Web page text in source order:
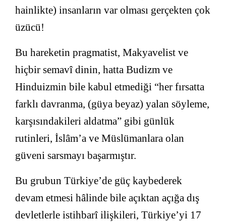
hainlikte) insanların var olması gerçekten çok
üzücü!
Bu hareketin pragmatist, Makyavelist ve
hiçbir semavî dinin, hatta Budizm ve
Hinduizmin bile kabul etmediği “her fırsatta
farklı davranma, (güya beyaz) yalan söyleme,
karşısındakileri aldatma” gibi günlük
rutinleri, İslâm’a ve Müslümanlara olan
güveni sarsmayı başarmıştır.
Bu grubun Türkiye’de güç kaybederek
devam etmesi hâlinde bile açıktan açığa dış
devletlerle istihbarî ilişkileri, Türkiye’yi 17